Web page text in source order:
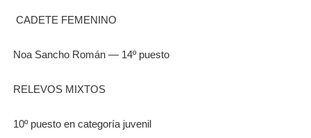
CADETE FEMENINO
Noa Sancho Román — 14º puesto
RELEVOS MIXTOS
10º puesto en categoría juvenil